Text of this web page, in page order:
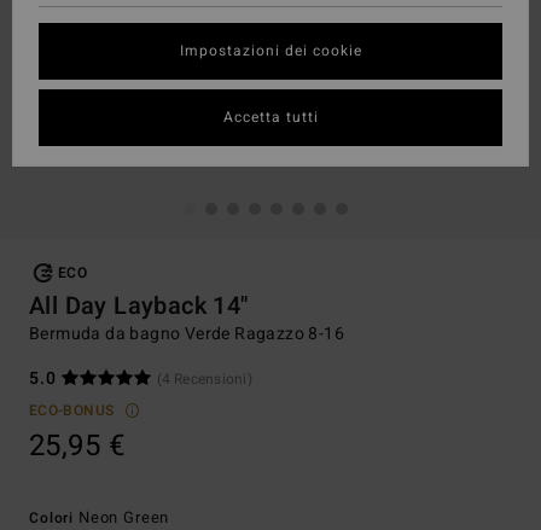
ECO
All Day Layback 14"
Bermuda da bagno Verde Ragazzo 8-16
5.0
(4 Recensioni)
ECO-BONUS
25,95 €
Colori Neon Green
Impostazioni dei cookie
Accetta tutti